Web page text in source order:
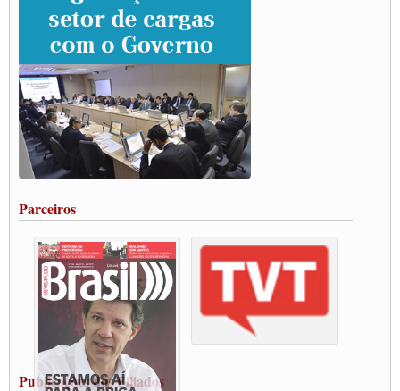
Paulinho e Litti debatem política global para transporte rodoviário de cargas na
SUTCRA no Uruguai
Grande Conquista da Categoria transporte de Cargas e Caminhoneiros Autonomos
ENCONTRO INTERNACIONAL EM APOIO A CLASSE TRABALHADORA
DO BRASIL E A ELEIÇÃO 2022
Carta às Brasileiras e aos Brasileiros em Defesa do Estado Democrático de Direito
Paulinho, presidente da CNTTL, faz balanço do 3º Congresso da CNTTL
Caminhoneiros aprovam greve a partir do 1º de novembro
Rodoviários de Feira Santana fazem Assembleia para avaliar proposta de reajuste
salarial
Vacina Já: Lockdown de 24 horas dos trabalhadores em transportes está mantido,
Condutores de Guarulhos farão greve sanitária nesta terça-feira (20)
Paralisação dos Caminhoneiros na #BR285, entrocamento que liga o Mercosul ao
Rio Grande
Caminhoneiros bloqueiam duas faixas na Castello Branco e fazem protesto
Modal-Live #13 Aumento da Violência Contra Mulher e o Adoecimento da Classe
Trabalhadora em Tempos de Pandemia
MODAL-LIVE#12 POLÍTICAS PÚBLICAS DE TRANSPORTE PARA A
CLASSE TRABALHADORA E ELEIÇÕES NA PANDEMIA
Parceiros
Publicações dos Filiados